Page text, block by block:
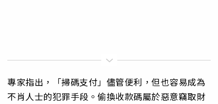
專家指出，「掃碼支付」儘管便利，但也容易成為
不肖人士的犯罪手段。偷換收款碼屬於惡意竊取財